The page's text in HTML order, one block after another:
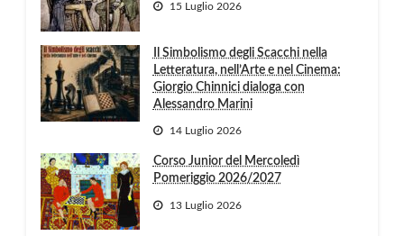
15 Luglio 2026
Il Simbolismo degli Scacchi nella
Letteratura, nell’Arte e nel Cinema:
Giorgio Chinnici dialoga con
Alessandro Marini
14 Luglio 2026
Corso Junior del Mercoledì
Pomeriggio 2026/2027
13 Luglio 2026